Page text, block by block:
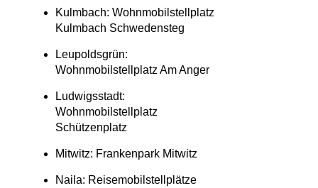
Kulmbach: Wohnmobilstellplatz
Kulmbach Schwedensteg
Leupoldsgrün:
Wohnmobilstellplatz Am Anger
Ludwigsstadt:
Wohnmobilstellplatz
Schützenplatz
Mitwitz: Frankenpark Mitwitz
Naila: Reisemobilstellplätze